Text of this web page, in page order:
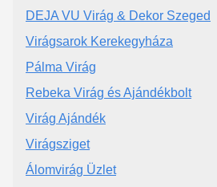
DEJA VU Virág & Dekor Szeged
Virágsarok Kerekegyháza
Pálma Virág
Rebeka Virág és Ajándékbolt
Virág Ajándék
Virágsziget
Álomvirág Üzlet